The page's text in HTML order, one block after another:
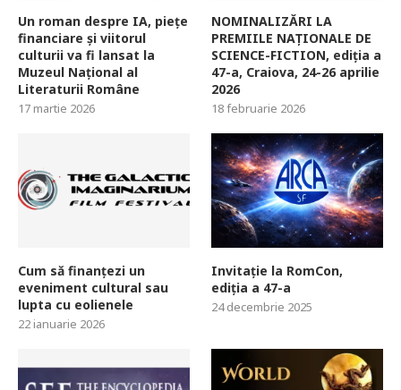
Un roman despre IA, piețe
financiare și viitorul
culturii va fi lansat la
Muzeul Național al
Literaturii Române
17 martie 2026
NOMINALIZĂRI LA
PREMIILE NAȚIONALE DE
SCIENCE-FICTION, ediția a
47-a, Craiova, 24-26 aprilie
2026
18 februarie 2026
Cum să finanțezi un
eveniment cultural sau
lupta cu eolienele
22 ianuarie 2026
Invitație la RomCon,
ediția a 47-a
24 decembrie 2025